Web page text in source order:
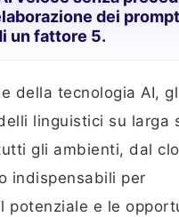
dei prompt
un fattore 5.
della tecnologia AI,
linguistici su larga
gli ambienti, dal
indispensabili per
potenziale e le